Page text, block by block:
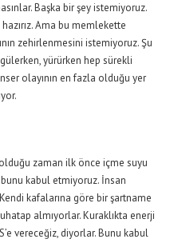
Başka bir şey istemiyoruz.
Ama bu memlekette
zehirlenmesini istemiyoruz. Şu
yürürken hep sürekli
olayının en fazla olduğu yer
zaman ilk önce içme suyu
kabul etmiyoruz. İnsan
kafalarına göre bir şartname
almıyorlar. Kuraklıkta enerji
vereceğiz, diyorlar. Bunu kabul